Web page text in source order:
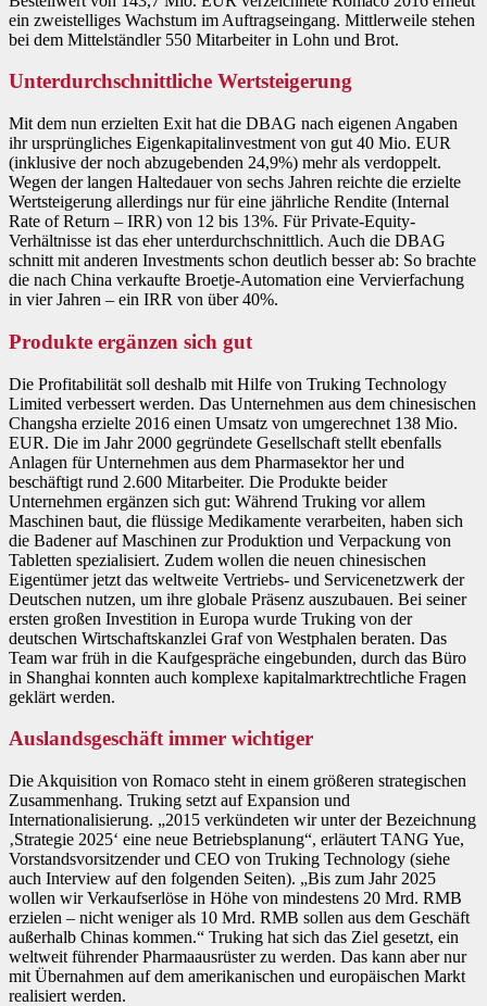
ein zweistelliges Wachstum im Auftragseingang. Mittlerweile stehen
bei dem Mittelständler 550 Mitarbeiter in Lohn und Brot.
Unterdurchschnittliche Wertsteigerung
Mit dem nun erzielten Exit hat die DBAG nach eigenen Angaben
ihr ursprüngliches Eigenkapitalinvestment von gut 40 Mio. EUR
(inklusive der noch abzugebenden 24,9%) mehr als verdoppelt.
Wegen der langen Haltedauer von sechs Jahren reichte die erzielte
Wertsteigerung allerdings nur für eine jährliche Rendite (Internal
Rate of Return – IRR) von 12 bis 13%. Für Private-Equity-
Verhältnisse ist das eher unterdurchschnittlich. Auch die DBAG
schnitt mit anderen Investments schon deutlich besser ab: So brachte
die nach China verkaufte Broetje-Automation eine Vervierfachung
in vier Jahren – ein IRR von über 40%.
Produkte ergänzen sich gut
Die Profitabilität soll deshalb mit Hilfe von Truking Technology
Limited verbessert werden. Das Unternehmen aus dem chinesischen
Changsha erzielte 2016 einen Umsatz von umgerechnet 138 Mio.
EUR. Die im Jahr 2000 gegründete Gesellschaft stellt ebenfalls
Anlagen für Unternehmen aus dem Pharmasektor her und
beschäftigt rund 2.600 Mitarbeiter. Die Produkte beider
Unternehmen ergänzen sich gut: Während Truking vor allem
Maschinen baut, die flüssige Medikamente verarbeiten, haben sich
die Badener auf Maschinen zur Produktion und Verpackung von
Tabletten spezialisiert. Zudem wollen die neuen chinesischen
Eigentümer jetzt das weltweite Vertriebs- und Servicenetzwerk der
Deutschen nutzen, um ihre globale Präsenz auszubauen. Bei seiner
ersten großen Investition in Europa wurde Truking von der
deutschen Wirtschaftskanzlei Graf von Westphalen beraten. Das
Team war früh in die Kaufgespräche eingebunden, durch das Büro
in Shanghai konnten auch komplexe kapitalmarktrechtliche Fragen
geklärt werden.
Auslandsgeschäft immer wichtiger
Die Akquisition von Romaco steht in einem größeren strategischen
Zusammenhang. Truking setzt auf Expansion und
Internationalisierung. „2015 verkündeten wir unter der Bezeichnung
‚Strategie 2025‘ eine neue Betriebsplanung“, erläutert TANG Yue,
Vorstandsvorsitzender und CEO von Truking Technology (siehe
auch Interview auf den folgenden Seiten). „Bis zum Jahr 2025
wollen wir Verkaufserlöse in Höhe von mindestens 20 Mrd. RMB
erzielen – nicht weniger als 10 Mrd. RMB sollen aus dem Geschäft
außerhalb Chinas kommen.“ Truking hat sich das Ziel gesetzt, ein
weltweit führender Pharmaausrüster zu werden. Das kann aber nur
mit Übernahmen auf dem amerikanischen und europäischen Markt
realisiert werden.